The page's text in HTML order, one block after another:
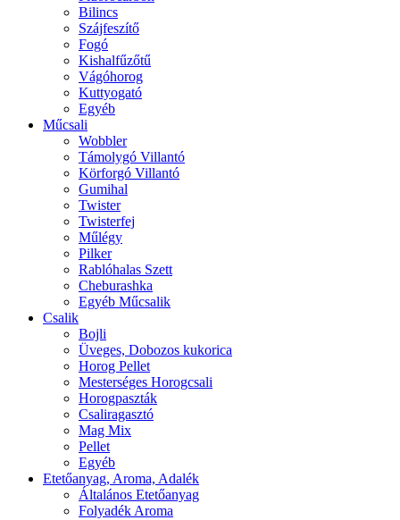
Bilincs
Szájfeszítő
Fogó
Kishalfűzőtű
Vágóhorog
Kuttyogató
Egyéb
Műcsali
Wobbler
Támolygó Villantó
Körforgó Villantó
Gumihal
Twister
Twisterfej
Műlégy
Pilker
Rablóhalas Szett
Cheburashka
Egyéb Műcsalik
Csalik
Bojli
Üveges, Dobozos kukorica
Horog Pellet
Mesterséges Horogcsali
Horogpaszták
Csaliragasztó
Mag Mix
Pellet
Egyéb
Etetőanyag, Aroma, Adalék
Általános Etetőanyag
Folyadék Aroma